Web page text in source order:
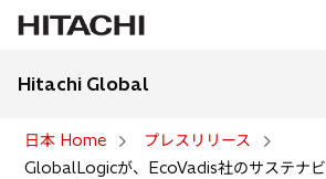
Hitachi Global
日本 Home
プレスリリース
GlobalLogicが、EcoVadis社のサステナビ